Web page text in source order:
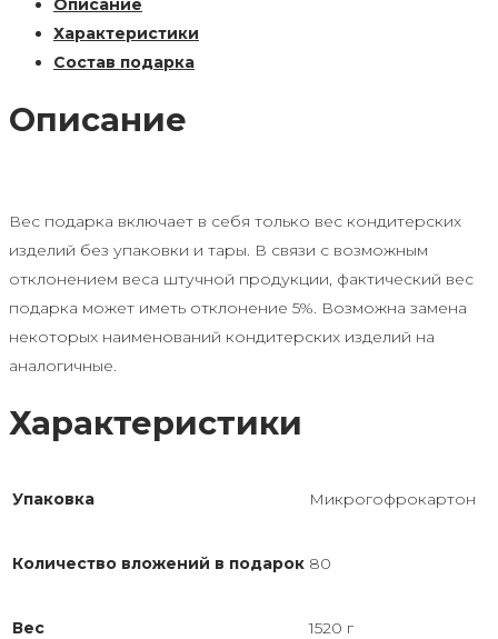
Описание
Характеристики
Состав подарка
Описание
Вес подарка включает в себя только вес кондитерских
изделий без упаковки и тары. В связи с возможным
отклонением веса штучной продукции, фактический вес
подарка может иметь отклонение 5%. Возможна замена
некоторых наименований кондитерских изделий на
аналогичные.
Характеристики
Упаковка Микрогофрокартон
Количество вложений в подарок 80
Вес 1520 г